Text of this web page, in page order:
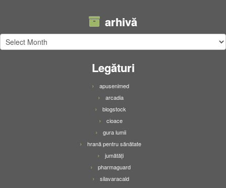
arhivă
arhivă
Legături
apusenimed
arcadia
blogstock
cioace
gura lumii
hrană pentru sănătate
jumătăți
pharmaguard
silavaracald